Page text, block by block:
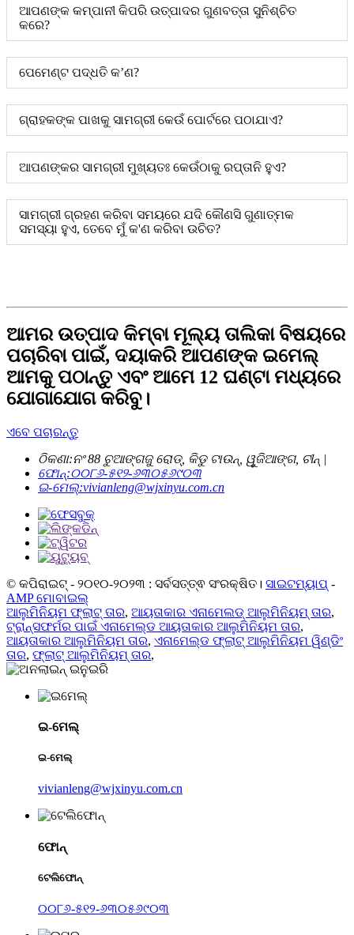
ଆପଣଙ୍କ କମ୍ପାନୀ କିପରି ଉତ୍ପାଦର ଗୁଣବତ୍ତା ସୁନିଶ୍ଚିତ
କରେ?
ପେମେଣ୍ଟ ପଦ୍ଧତି କ’ଣ?
ଗ୍ରାହକଙ୍କ ପାଖକୁ ସାମଗ୍ରୀ କେଉଁ ପୋର୍ଟରେ ପଠାଯାଏ?
ଆପଣଙ୍କର ସାମଗ୍ରୀ ମୁଖ୍ୟତଃ କେଉଁଠାକୁ ରପ୍ତାନି ହୁଏ?
ସାମଗ୍ରୀ ଗ୍ରହଣ କରିବା ସମୟରେ ଯଦି କୌଣସି ଗୁଣାତ୍ମକ
ସମସ୍ୟା ହୁଏ, ତେବେ ମୁଁ କ'ଣ କରିବା ଉଚିତ?
ଆମର ଉତ୍ପାଦ କିମ୍ବା ମୂଲ୍ୟ ତାଲିକା ବିଷୟରେ
ପଚାରିବା ପାଇଁ, ଦୟାକରି ଆପଣଙ୍କ ଇମେଲ୍
ଆମକୁ ପଠାନ୍ତୁ ଏବଂ ଆମେ 12 ଘଣ୍ଟା ମଧ୍ୟରେ
ଯୋଗାଯୋଗ କରିବୁ।
ଏବେ ପଚାରନ୍ତୁ
ଠିକଣା:ନଂ 88 ଚୁଆଙ୍ଗଜୁ ରୋଡ୍, କିଡୁ ଟାଉନ୍, ୱୁଜିଆଙ୍ଗ, ଚୀନ୍ |
ଫୋନ୍:୦୦୮୬-୫୧୨-୬୩୦୫୬୯୦୩
ଇ-ମେଲ୍:vivianleng@wjxinyu.com.cn
© କପିରାଇଟ୍ - ୨୦୧୦-୨୦୨୩ : ସର୍ବସତ୍ତ୍ଵ ସଂରକ୍ଷିତ। ସାଇଟମ୍ୟାପ୍ -
AMP ମୋବାଇଲ୍
ଆଲୁମିନିୟମ ଫ୍ଲାଟ୍ ତାର, ଆୟତାକାର ଏନାମେଲଡ୍ ଆଲୁମିନିୟମ୍ ତାର,
ଟ୍ରାନ୍ସଫର୍ମର ପାଇଁ ଏନାମେଲ୍ଡ ଆୟତାକାର ଆଲୁମିନିୟମ ତାର,
ଆୟତାକାର ଆଲୁମିନିୟମ ତାର, ଏନାମେଲ୍ଡ ଫ୍ଲାଟ୍ ଆଲୁମିନିୟମ ୱିଣ୍ଡିଂ
ତାର, ଫ୍ଲାଟ୍ ଆଲୁମିନିୟମ୍ ତାର,
ଇ-ମେଲ୍
ଇ-ମେଲ୍
vivianleng@wjxinyu.com.cn
ଫୋନ୍
ଟେଲିଫୋନ୍
୦୦୮୬-୫୧୨-୬୩୦୫୬୯୦୩